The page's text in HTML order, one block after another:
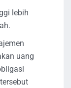
lebih
uang